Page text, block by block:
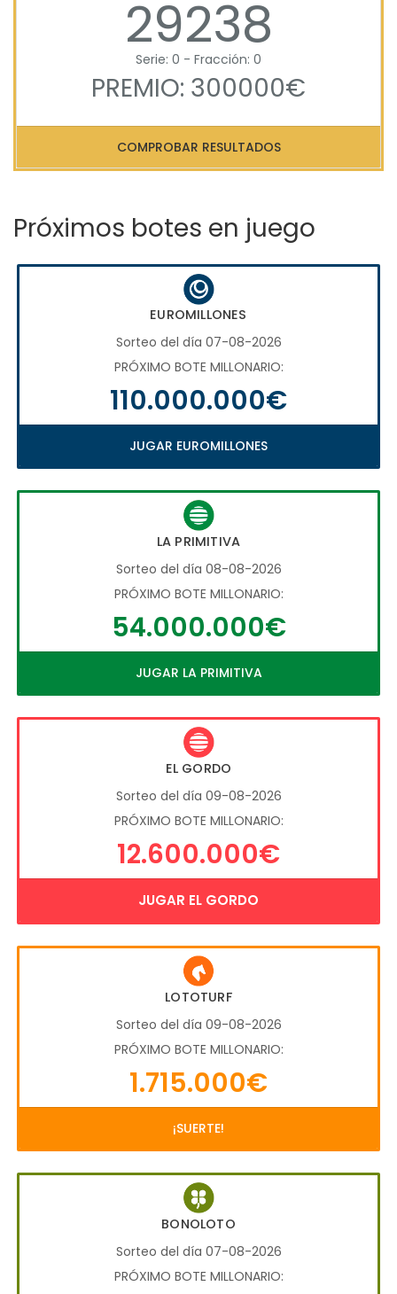
29238
Serie: 0 - Fracción: 0
PREMIO: 300000€
COMPROBAR RESULTADOS
Próximos botes en juego
EUROMILLONES
Sorteo del día 07-08-2026
PRÓXIMO BOTE MILLONARIO:
110.000.000€
JUGAR EUROMILLONES
LA PRIMITIVA
Sorteo del día 08-08-2026
PRÓXIMO BOTE MILLONARIO:
54.000.000€
JUGAR LA PRIMITIVA
EL GORDO
Sorteo del día 09-08-2026
PRÓXIMO BOTE MILLONARIO:
12.600.000€
JUGAR EL GORDO
LOTOTURF
Sorteo del día 09-08-2026
PRÓXIMO BOTE MILLONARIO:
1.715.000€
¡SUERTE!
BONOLOTO
Sorteo del día 07-08-2026
PRÓXIMO BOTE MILLONARIO: